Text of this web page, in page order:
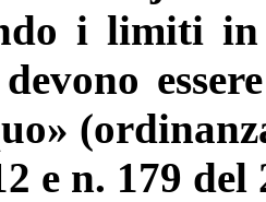
i limiti in
e n. 179 del